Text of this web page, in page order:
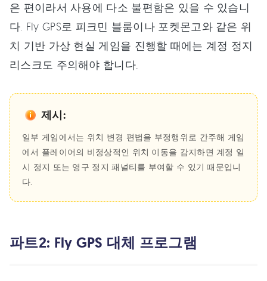
은 편이라서 사용에 다소 불편함은 있을 수 있습니
다. Fly GPS로 피크민 블룸이나 포켓몬고와 같은 위
치 기반 가상 현실 게임을 진행할 때에는 계정 정지
리스크도 주의해야 합니다.
제시:
일부 게임에서는 위치 변경 편법을 부정행위로 간주해 게임
에서 플레이어의 비정상적인 위치 이동을 감지하면 계정 일
시 정지 또는 영구 정지 패널티를 부여할 수 있기 때문입니
다.
파트2: Fly GPS 대체 프로그램